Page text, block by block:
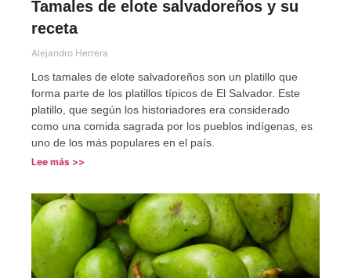
Tamales de elote salvadoreños y su
receta
Alejandro Herrera
Los tamales de elote salvadoreños son un platillo que
forma parte de los platillos típicos de El Salvador. Este
platillo, que según los historiadores era considerado
como una comida sagrada por los pueblos indígenas, es
uno de los más populares en el país.
Lee más >>